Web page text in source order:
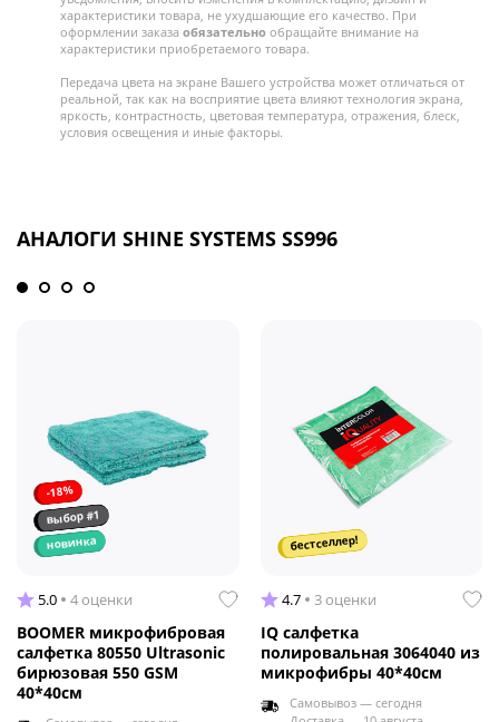
характеристики товара, не ухудшающие его качество. При
оформлении заказа обязательно обращайте внимание на
характеристики приобретаемого товара.
Передача цвета на экране Вашего устройства может отличаться от
реальной, так как на восприятие цвета влияют технология экрана,
яркость, контрастность, цветовая температура, отражения, блеск,
условия освещения и иные факторы.
АНАЛОГИ SHINE SYSTEMS SS996
-18%
выбор #1
новинка
5.0 4 оценки
BOOMER микрофибровая
салфетка 80550 Ultrasonic
бирюзовая 550 GSM
40*40см
бестселлер!
4.7 3 оценки
IQ салфетка
полировальная 3064040 из
микрофибры 40*40см
Самовывоз — сегодня